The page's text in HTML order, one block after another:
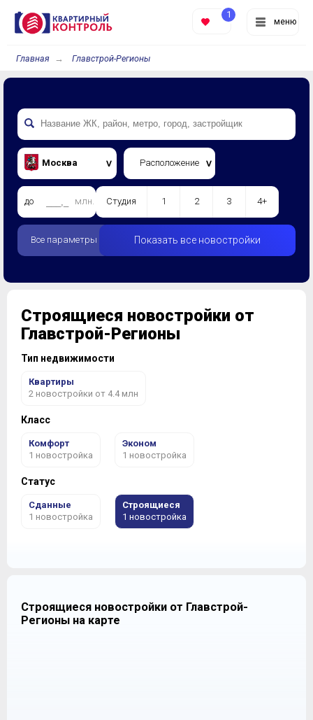
меню
1
Главная Главстрой-Регионы
Москва Расположение
до млн. Студия 1 2 3 4+
Все параметры Показать все новостройки
Строящиеся новостройки от
Главстрой-Регионы
Тип недвижимости
Квартиры
2 новостройки от 4.4 млн
Класс
Комфорт
1 новостройка
Эконом
1 новостройка
Статус
Сданные
1 новостройка
Строящиеся
1 новостройка
Строящиеся новостройки от Главстрой-
Регионы на карте